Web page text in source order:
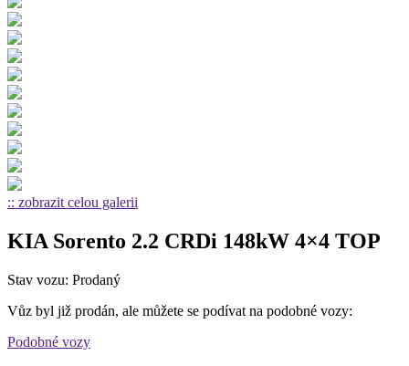
:: zobrazit celou galerii
KIA Sorento 2.2 CRDi 148kW 4×4 TOP
Stav vozu: Prodaný
Vůz byl již prodán, ale můžete se podívat na podobné vozy:
Podobné vozy